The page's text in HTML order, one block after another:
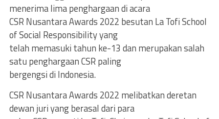
menerima lima penghargaan di acara
CSR Nusantara Awards 2022 besutan La Tofi School
of Social Responsibility yang
telah memasuki tahun ke-13 dan merupakan salah
satu penghargaan CSR paling
bergengsi di Indonesia.
CSR Nusantara Awards 2022 melibatkan deretan
dewan juri yang berasal dari para